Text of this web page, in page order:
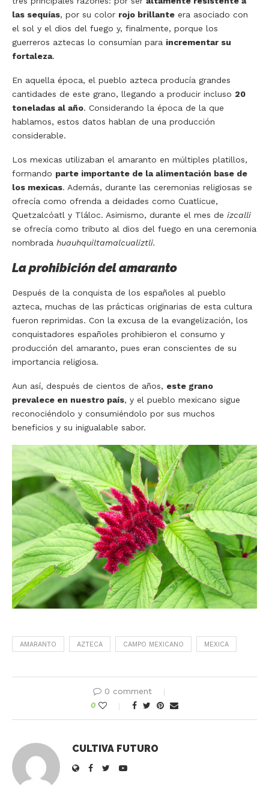
las sequías, por su color rojo brillante era asociado con
el sol y el dios del fuego y, finalmente, porque los
guerreros aztecas lo consumían para incrementar su
fortaleza.
En aquella época, el pueblo azteca producía grandes
cantidades de este grano, llegando a producir incluso 20
toneladas al año. Considerando la época de la que
hablamos, estos datos hablan de una producción
considerable.
Los mexicas utilizaban el amaranto en múltiples platillos,
formando parte importante de la alimentación base de
los mexicas. Además, durante las ceremonias religiosas se
ofrecía como ofrenda a deidades como Cuatlicue,
Quetzalcóatl y Tláloc. Asimismo, durante el mes de izcalli
se ofrecía como tributo al dios del fuego en una ceremonia
nombrada huauhquiltamalcualiztli.
La prohibición del amaranto
Después de la conquista de los españoles al pueblo
azteca, muchas de las prácticas originarias de esta cultura
fueron reprimidas. Con la excusa de la evangelización, los
conquistadores españoles prohibieron el consumo y
producción del amaranto, pues eran conscientes de su
importancia religiosa.
Aun así, después de cientos de años, este grano
prevalece en nuestro país, y el pueblo mexicano sigue
reconociéndolo y consumiéndolo por sus muchos
beneficios y su inigualable sabor.
AMARANTO AZTECA CAMPO MEXICANO MEXICA
0 comment
0
CULTIVA FUTURO